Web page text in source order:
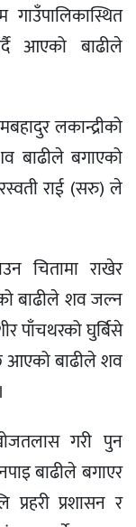
आएको बाढीले
लकान्द्रीको
बाढीले बगाएको
राई (सरु) ले
चितामा राखेर
बाढीले शव जल्न
पाँचथरको घुर्बिसे
आएको बाढीले शव
गरी पुन
बाढीले बगाएर
प्रशासन र